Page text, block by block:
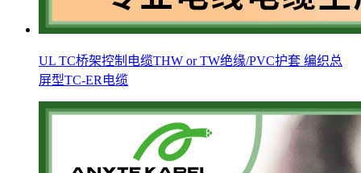
UL TC桥架控制电缆THW or TW绝缘/PVC护套 编织总
屏型TC-ER电缆